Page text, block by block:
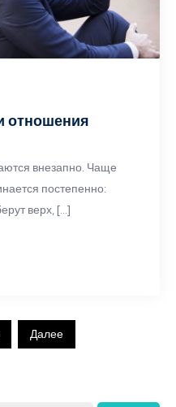
отношения
внезапно. Чаще
постепенно:
верх, […]
Далее